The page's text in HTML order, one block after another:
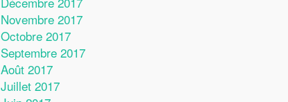
Novembre 2017
Octobre 2017
Septembre 2017
Août 2017
Juillet 2017